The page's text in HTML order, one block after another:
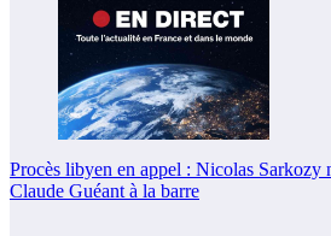
Procès libyen en appel : Nicolas Sarkozy
Claude Guéant à la barre